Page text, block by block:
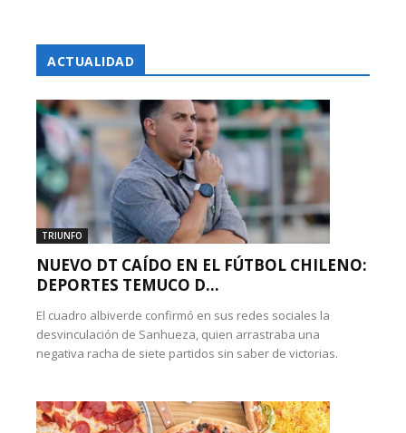
ACTUALIDAD
TRIUNFO
NUEVO DT CAÍDO EN EL FÚTBOL CHILENO:
DEPORTES TEMUCO D...
El cuadro albiverde confirmó en sus redes sociales la
desvinculación de Sanhueza, quien arrastraba una
negativa racha de siete partidos sin saber de victorias.